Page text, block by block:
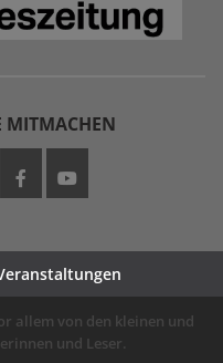
MITMACHEN
allem von den kleinen und
und Leser.